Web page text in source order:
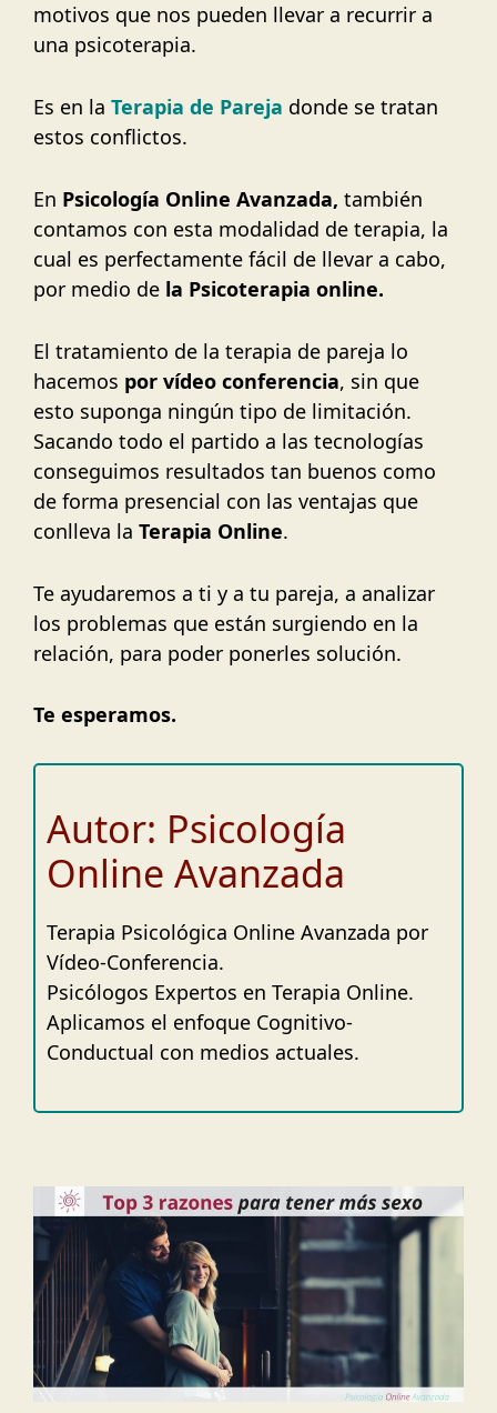
motivos que nos pueden llevar a recurrir a
una psicoterapia.
Es en la Terapia de Pareja donde se tratan
estos conflictos.
En Psicología Online Avanzada, también
contamos con esta modalidad de terapia, la
cual es perfectamente fácil de llevar a cabo,
por medio de la Psicoterapia online.
El tratamiento de la terapia de pareja lo
hacemos por vídeo conferencia, sin que
esto suponga ningún tipo de limitación.
Sacando todo el partido a las tecnologías
conseguimos resultados tan buenos como
de forma presencial con las ventajas que
conlleva la Terapia Online.
Te ayudaremos a ti y a tu pareja, a analizar
los problemas que están surgiendo en la
relación, para poder ponerles solución.
Te esperamos.
Autor: Psicología
Online Avanzada
Terapia Psicológica Online Avanzada por
Vídeo-Conferencia.
Psicólogos Expertos en Terapia Online.
Aplicamos el enfoque Cognitivo-
Conductual con medios actuales.